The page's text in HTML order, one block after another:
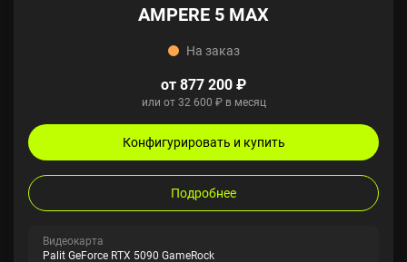
AMPERE 5 MAX
На заказ
от 877 200 ₽
или от 32 600 ₽ в месяц
Конфигурировать и купить
Подробнее
Видеокарта
Palit GeForce RTX 5090 GameRock